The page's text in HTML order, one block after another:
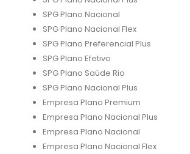
SPG Plano Nacional
SPG Plano Nacional Flex
SPG Plano Preferencial Plus
SPG Plano Efetivo
SPG Plano Saúde Rio
SPG Plano Nacional Plus
Empresa Plano Premium
Empresa Plano Nacional Plus
Empresa Plano Nacional
Empresa Plano Nacional Flex